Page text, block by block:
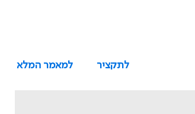
לתקציר
למאמר המלא